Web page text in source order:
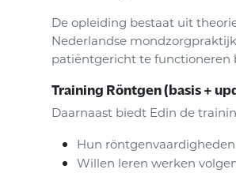
De opleiding bestaat uit
Nederlandse
patiëntgericht te functioneren
Training Röntgen (basis +
Daarnaast biedt Edin de
Hun
Willen leren werken